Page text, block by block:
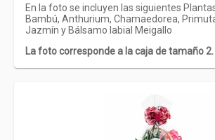
En la foto se incluyen las siguientes
Bambú, Anthurium, Chamaedorea,
Jazmín y Bálsamo labial Meigallo
La foto corresponde a la caja de tamaño 2.